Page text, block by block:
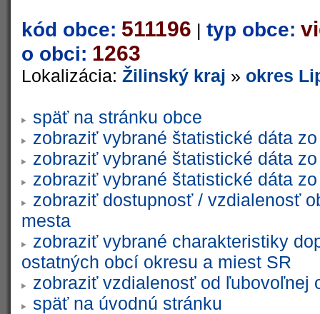
kód obce: 511196 | typ obce:
o obci: 1263
Lokalizácia: Žilinský kraj » okres
späť na stránku obce
zobraziť vybrané štatistické dáta
zobraziť vybrané štatistické dáta
zobraziť vybrané štatistické dáta
zobraziť dostupnosť / vzdialenosť
mesta
zobraziť vybrané charakteristiky
ostatných obcí okresu a miest SR
zobraziť vzdialenosť od ľubovoľnej
späť na úvodnú stránku